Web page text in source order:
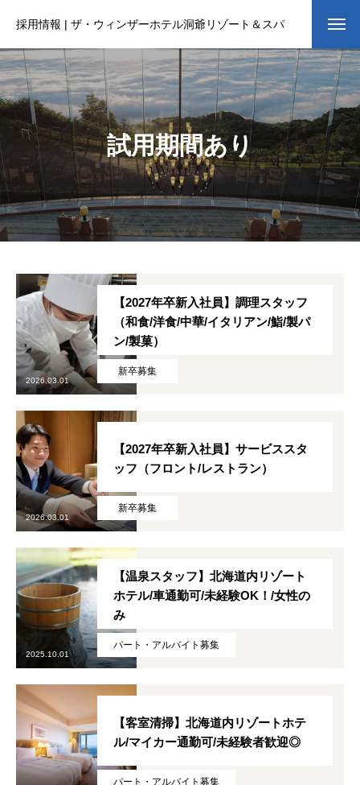
採用情報 | ザ・ウィンザーホテル洞爺リゾート＆スパ
試用期間あり
新卒募集
【2027年卒新入社員】調理スタッフ
（和食/洋食/中華/イタリアン/鮨/製パ
ン/製菓）
2026.03.01
新卒募集
【2027年卒新入社員】サービススタ
ッフ（フロント/レストラン）
2026.03.01
パート・アルバイト募集
【温泉スタッフ】北海道内リゾート
ホテル/車通勤可/未経験OK！/女性の
み
2025.10.01
パート・アルバイト募集
【客室清掃】北海道内リゾートホテ
ル/マイカー通勤可/未経験者歓迎◎